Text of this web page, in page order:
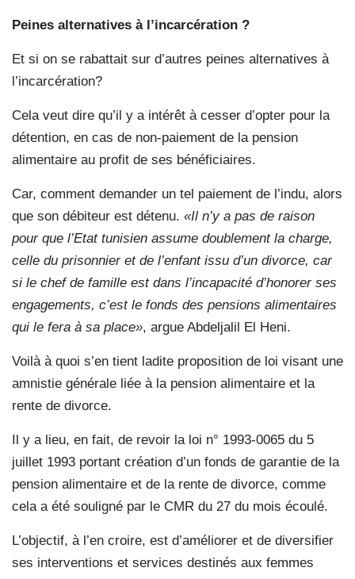
Peines alternatives à l’incarcération ?
Et si on se rabattait sur d’autres peines alternatives à
l’incarcération?
Cela veut dire qu’il y a intérêt à cesser d’opter pour la
détention, en cas de non-paiement de la pension
alimentaire au profit de ses bénéficiaires.
Car, comment demander un tel paiement de l’indu, alors
que son débiteur est détenu. «Il n’y a pas de raison
pour que l’Etat tunisien assume doublement la charge,
celle du prisonnier et de l’enfant issu d’un divorce, car
si le chef de famille est dans l’incapacité d’honorer ses
engagements, c’est le fonds des pensions alimentaires
qui le fera à sa place», argue Abdeljalil El Heni.
Voilà à quoi s’en tient ladite proposition de loi visant une
amnistie générale liée à la pension alimentaire et la
rente de divorce.
Il y a lieu, en fait, de revoir la loi n° 1993-0065 du 5
juillet 1993 portant création d’un fonds de garantie de la
pension alimentaire et de la rente de divorce, comme
cela a été souligné par le CMR du 27 du mois écoulé.
L’objectif, à l’en croire, est d’améliorer et de diversifier
ses interventions et services destinés aux femmes